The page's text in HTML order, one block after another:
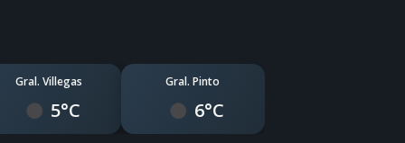
Gral. Villegas
5°C
Gral. Pinto
6°C